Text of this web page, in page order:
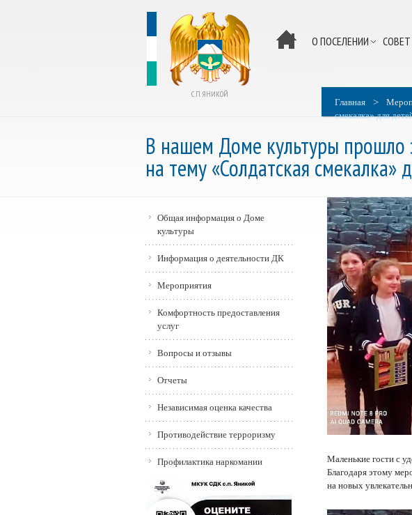
С.П. ЯНИКОЙ
О ПОСЕЛЕНИИ
Главная >
смекалка» для
В нашем Доме культуры
на тему «Солдатская смекалка»
Маленькие гости с
Благодаря этому
на новых
Общая информация о Доме
культуры
Информация о деятельности ДК
Мероприятия
Комфортность предоставления
услуг
Вопросы и отзывы
Отчеты
Независимая оценка качества
Противодействие терроризму
Профилактика наркомании